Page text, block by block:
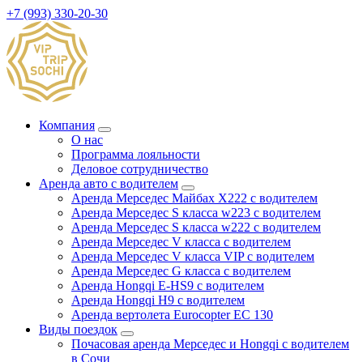
+7 (993) 330-20-30
Компания
О нас
Программа лояльности
Деловое сотрудничество
Аренда авто с водителем
Аренда Мерседес Майбах X222 с водителем
Аренда Мерседес S класса w223 с водителем
Аренда Мерседес S класса w222 с водителем
Аренда Мерседес V класса с водителем
Аренда Мерседес V класса VIP с водителем
Аренда Мерседес G класса с водителем
Аренда Hongqi E-HS9 с водителем
Аренда Hongqi H9 с водителем
Аренда вертолета Eurocopter EC 130
Виды поездок
Почасовая аренда Мерседес и Hongqi с водителем
в Сочи